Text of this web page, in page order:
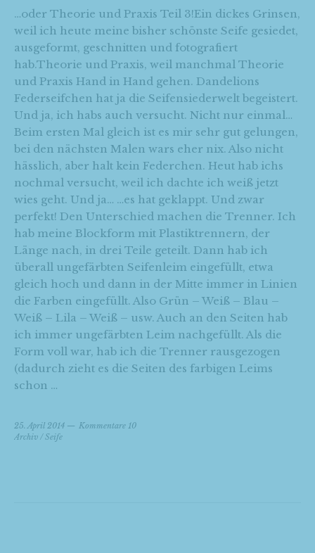
…oder Theorie und Praxis Teil 3!Ein dickes Grinsen,
weil ich heute meine bisher schönste Seife gesiedet,
ausgeformt, geschnitten und fotografiert
hab.Theorie und Praxis, weil manchmal Theorie
und Praxis Hand in Hand gehen. Dandelions
Federseifchen hat ja die Seifensiederwelt begeistert.
Und ja, ich habs auch versucht. Nicht nur einmal…
Beim ersten Mal gleich ist es mir sehr gut gelungen,
bei den nächsten Malen wars eher nix. Also nicht
hässlich, aber halt kein Federchen. Heut hab ichs
nochmal versucht, weil ich dachte ich weiß jetzt
wies geht. Und ja… …es hat geklappt. Und zwar
perfekt! Den Unterschied machen die Trenner. Ich
hab meine Blockform mit Plastiktrennern, der
Länge nach, in drei Teile geteilt. Dann hab ich
überall ungefärbten Seifenleim eingefüllt, etwa
gleich hoch und dann in der Mitte immer in Linien
die Farben eingefüllt. Also Grün – Weiß – Blau –
Weiß – Lila – Weiß – usw. Auch an den Seiten hab
ich immer ungefärbten Leim nachgefüllt. Als die
Form voll war, hab ich die Trenner rausgezogen
(dadurch zieht es die Seiten des farbigen Leims
schon …
25. April 2014
Kommentare 10
Archiv /Seife